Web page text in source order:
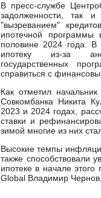
В пресс-службе
задолженности, так и
"вызреванием"
ипотечной
половине 2024 года. В
ипотеку из-за
государственных
справиться с
Как отметил
Совкомбанка Никита
2023 и 2024 годах,
ставки и
зимой многие из них
Высокие темпы
также способствовали
ипотеке в начале
Global Владимир Чернов,